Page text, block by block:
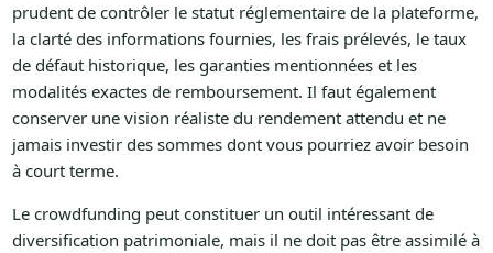
prudent de contrôler le statut réglementaire de la plateforme,
la clarté des informations fournies, les frais prélevés, le taux
de défaut historique, les garanties mentionnées et les
modalités exactes de remboursement. Il faut également
conserver une vision réaliste du rendement attendu et ne
jamais investir des sommes dont vous pourriez avoir besoin
à court terme.
Le crowdfunding peut constituer un outil intéressant de
diversification patrimoniale, mais il ne doit pas être assimilé à